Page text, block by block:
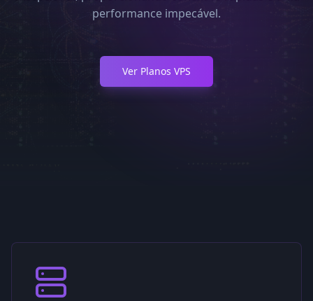
pronta para ajudá-lo com quaisquer
Ver Planos Cloud